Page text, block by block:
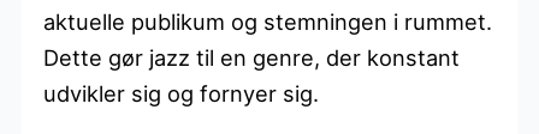
aktuelle publikum og stemningen i rummet.
Dette gør jazz til en genre, der konstant
udvikler sig og fornyer sig.